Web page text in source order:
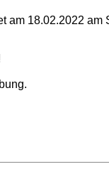
18.02.2022